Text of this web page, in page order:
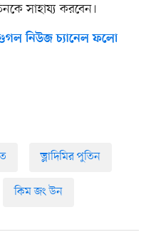
সাহায্য করবেন।
নিউজ চ্যানেল ফলো
ভ্লাদিমির পুতিন
কিম জং উন